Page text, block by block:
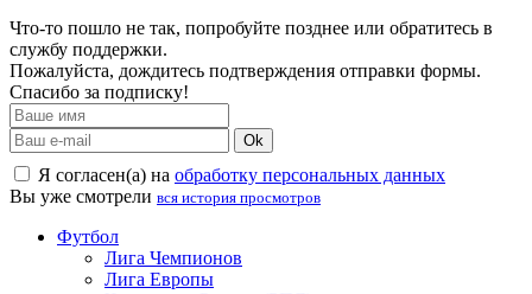
Что-то пошло не так, попробуйте позднее или обратитесь в
службу поддержки.
Пожалуйста, дождитесь подтверждения отправки формы.
Спасибо за подписку!
Ok
Я согласен(а) на обработку персональных данных
Вы уже смотрели вся история просмотров
Футбол
Лига Чемпионов
Лига Европы